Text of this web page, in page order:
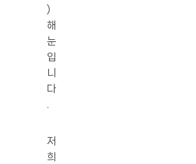
)
해
눈
입
니
다
.
저
희